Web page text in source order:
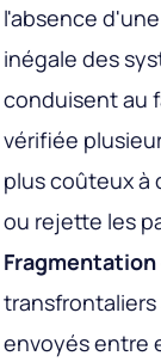
l'absence
inégale des
conduisent au
vérifiée
plus coûteux à
ou rejette les
envoyés entre